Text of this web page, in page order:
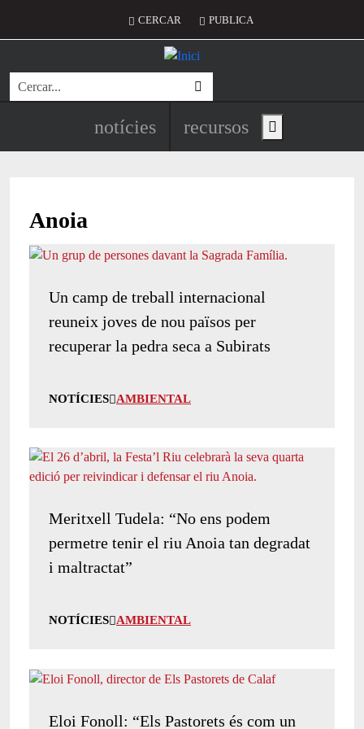
Menú del compte d'usuari
CERCAR PUBLICA
Cerca
Navegació principal de
notícies recursos Show main menu
Anoia
Un camp de treball internacional
reuneix joves de nou països per
recuperar la pedra seca a Subirats
NOTÍCIES AMBIENTAL
Meritxell Tudela: “No ens podem
permetre tenir el riu Anoia tan degradat
i maltractat”
NOTÍCIES AMBIENTAL
Eloi Fonoll: “Els Pastorets és com un